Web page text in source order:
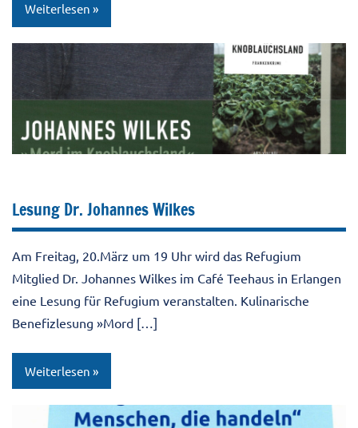
Weiterlesen
10JahreRefugium
Aktuell
Lesung Dr. Johannes Wilkes
Am Freitag, 20.März um 19 Uhr wird das Refugium
Mitglied Dr. Johannes Wilkes im Café Teehaus in Erlangen
eine Lesung für Refugium veranstalten. Kulinarische
Benefizlesung »Mord […]
Weiterlesen
10JahreRefugium